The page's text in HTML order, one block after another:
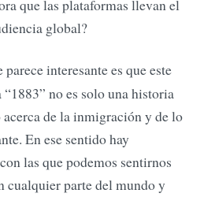
que las plataformas llevan el
global?
interesante es que este
no es solo una historia
de la inmigración y de lo
En ese sentido hay
las que podemos sentirnos
parte del mundo y